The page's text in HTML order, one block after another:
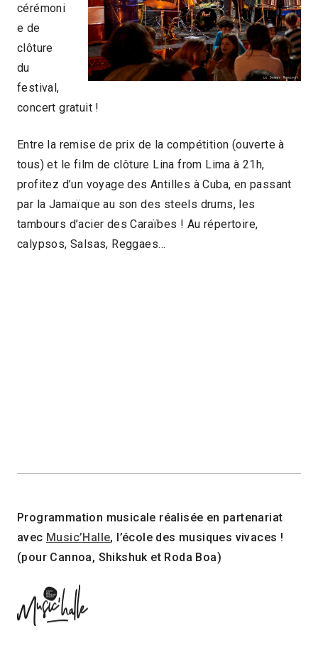
cérémoni
e de
clôture
du
festival,
concert gratuit !
Entre la remise de prix de la compétition (ouverte à
tous) et le film de clôture Lina from Lima à 21h,
profitez d’un voyage des Antilles à Cuba, en passant
par la Jamaïque au son des steels drums, les
tambours d’acier des Caraïbes ! Au répertoire,
calypsos, Salsas, Reggaes…
Programmation musicale réalisée en partenariat
avec Music’Halle, l’école des musiques vivaces !
(pour Cannoa, Shikshuk et Roda Boa)